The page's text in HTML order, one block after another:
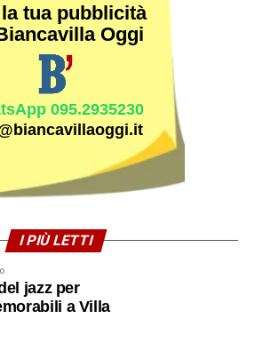
tua pubblicità
Oggi
095.2935230
I PIÙ LETTI
jazz per
a Villa